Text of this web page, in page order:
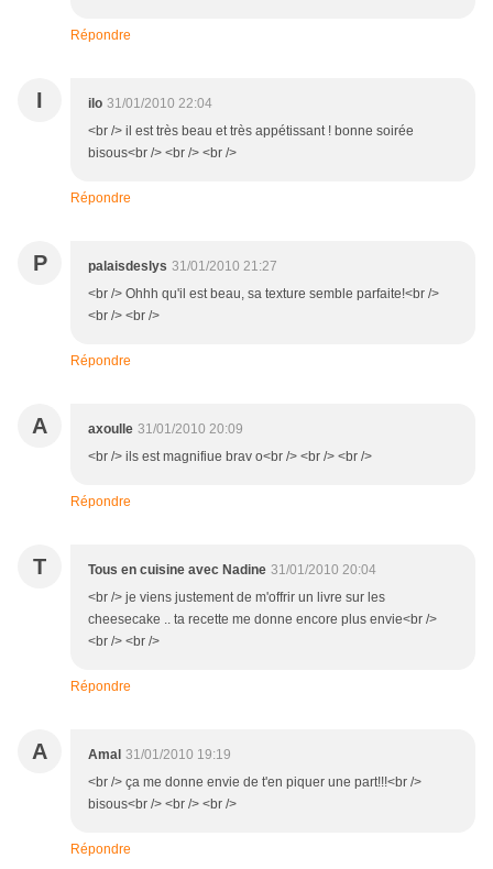
Répondre
I ilo 31/01/2010 22:04
<br /> il est très beau et très appétissant ! bonne soirée
bisous<br /> <br /> <br />
Répondre
P palaisdeslys 31/01/2010 21:27
<br /> Ohhh qu'il est beau, sa texture semble parfaite!<br />
<br /> <br />
Répondre
A axoulle 31/01/2010 20:09
<br /> ils est magnifiue brav o<br /> <br /> <br />
Répondre
T Tous en cuisine avec Nadine 31/01/2010 20:04
<br /> je viens justement de m'offrir un livre sur les
cheesecake .. ta recette me donne encore plus envie<br />
<br /> <br />
Répondre
A Amal 31/01/2010 19:19
<br /> ça me donne envie de t'en piquer une part!!!<br />
bisous<br /> <br /> <br />
Répondre